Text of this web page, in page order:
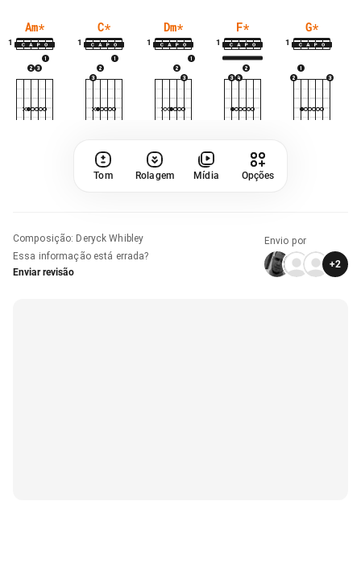
Am*
1
C*
1
Dm*
1
F*
1
G*
1
Tom Rolagem Mídia Opções
Composição: Deryck Whibley
Essa informação está errada?
Enviar revisão
Envio por
+2